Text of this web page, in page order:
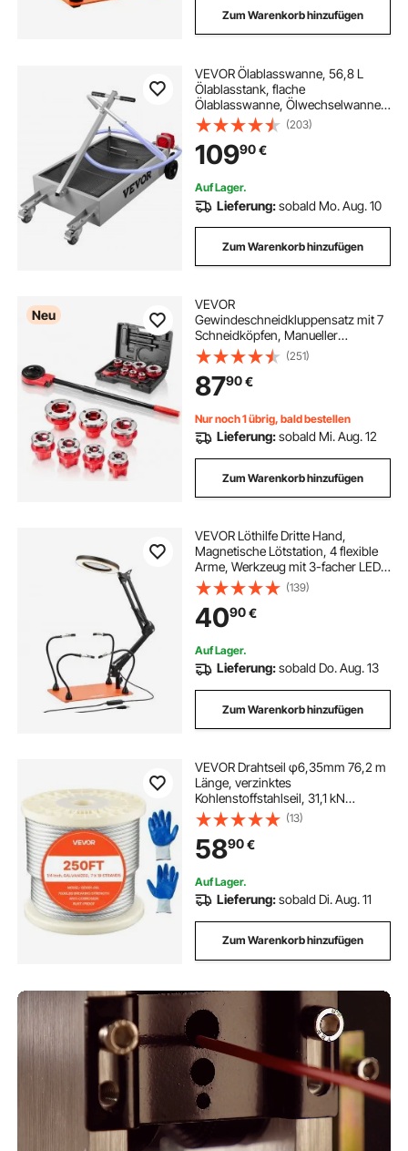
Zum Warenkorb hinzufügen
VEVOR Ölablasswanne, 56,8 L
Ölablasstank, flache
Ölablasswanne, Ölwechselwanne
mit großem Fassungsvermögen,
faltbare Hand, mit Pumpe,
Schlauch, Lenkrollen zum Ablassen
von Öl in Autos, SUVs und L
(203)
10990€
Auf Lager.
Lieferung:sobald Mo. Aug. 10
Zum Warenkorb hinzufügen
Neu
VEVOR
Gewindeschneidkluppensatz mit 7
Schneidköpfen, Manueller
Rohrgewindeschneider mit 3/8 bis
2 Zoll BSPT Schneidkluppen, Hand-
Gewindeschneidwerkzeug mit
Kasten für Sanitärinstallation
Reparatur
(251)
8790€
Nur noch 1 übrig, bald bestellen
Lieferung:sobald Mi. Aug. 12
Zum Warenkorb hinzufügen
VEVOR Löthilfe Dritte Hand,
Magnetische Lötstation, 4 flexible
Arme, Werkzeug mit 3-facher LED-
Vergrößerungslampe & rutschfester
Basis, für elektronische
Reparaturen, Basteln, Hobby,
Heimwerken
(139)
4090€
Auf Lager.
Lieferung:sobald Do. Aug. 13
Zum Warenkorb hinzufügen
VEVOR Drahtseil φ6,35mm 76,2 m
Länge, verzinktes
Kohlenstoffstahlseil, 31,1 kN
Bruchfestigkeit, 7x19 Litzen,
Geländerseil für Terrassengeländer,
Gartenspaliere, inkl. Handschuhe
(13)
5890€
Auf Lager.
Lieferung:sobald Di. Aug. 11
Zum Warenkorb hinzufügen